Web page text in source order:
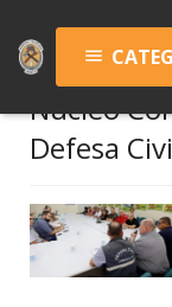
menu
Núcleo
Defesa